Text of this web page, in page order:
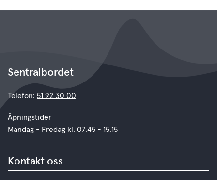
Sentralbordet
Telefon: 51 92 30 00
Åpningstider
Mandag - Fredag kl. 07.45 - 15.15
Kontakt oss